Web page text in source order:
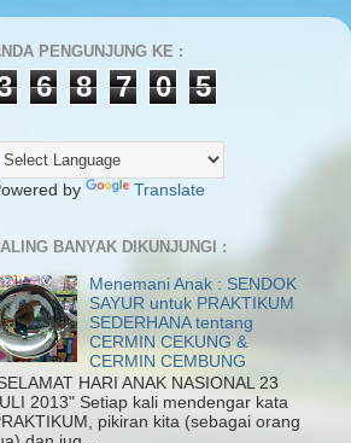
PENGUNJUNG KE :
6 8 7 0 5
by Translate
BANYAK DIKUNJUNGI :
Menemani Anak : SENDOK
SAYUR untuk PRAKTIKUM
SEDERHANA tentang
CERMIN CEKUNG &
CERMIN CEMBUNG
HARI ANAK NASIONAL 23
2013" Setiap kali mendengar kata
pikiran kita (sebagai orang